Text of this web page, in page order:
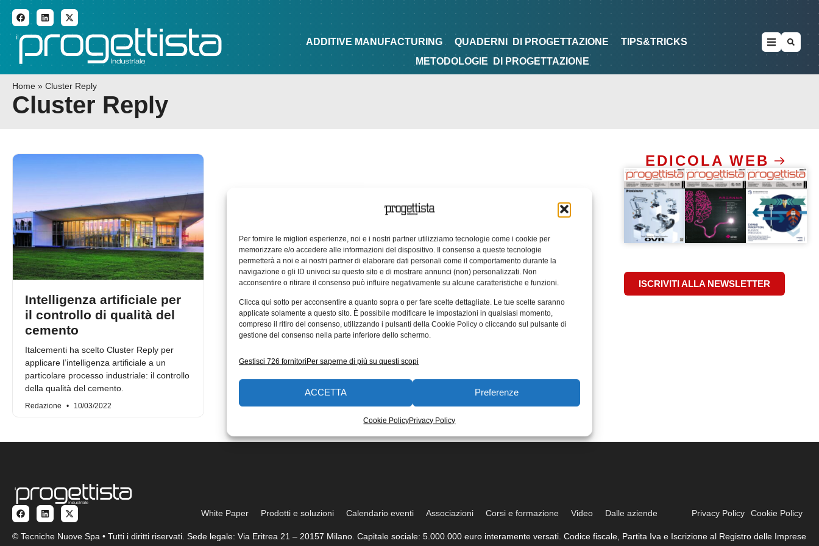
Per fornire le migliori esperienze, noi e i nostri partner utilizziamo tecnologie come i cookie per
memorizzare e/o accedere alle informazioni del dispositivo. Il consenso a queste tecnologie
permetterà a noi e ai nostri partner di elaborare dati personali come il comportamento durante la
navigazione o gli ID univoci su questo sito e di mostrare annunci (non) personalizzati. Non
acconsentire o ritirare il consenso può influire negativamente su alcune caratteristiche e funzioni.
Clicca qui sotto per acconsentire a quanto sopra o per fare scelte dettagliate. Le tue scelte saranno
applicate solamente a questo sito. È possibile modificare le impostazioni in qualsiasi momento,
compreso il ritiro del consenso, utilizzando i pulsanti della Cookie Policy o cliccando sul pulsante di
gestione del consenso nella parte inferiore dello schermo.
Gestisci 726 fornitoriPer saperne di più su questi scopi
ACCETTA Preferenze
Cookie PolicyPrivacy Policy
ADDITIVE MANUFACTURING QUADERNI DI PROGETTAZIONE TIPS&TRICKS METODOLOGIE DI PROGETTAZIONE
ADDITIVE MANUFACTURING QUADERNI DI PROGETTAZIONE
TIPS&TRICKS
METODOLOGIE
DI PROGETTAZIONE
Home » Cluster Reply
Cluster Reply
Intelligenza artificiale per
il controllo di qualità del
cemento
Italcementi ha scelto Cluster Reply per
applicare l’intelligenza artificiale a un
particolare processo industriale: il controllo
della qualità del cemento.
Redazione 10/03/2022
EDICOLA WEB
ISCRIVITI ALLA NEWSLETTER
White Paper Prodotti e soluzioni Calendario eventi Associazioni Corsi e formazione Video Dalle aziende Privacy Policy Cookie Policy
© Tecniche Nuove Spa • Tutti i diritti riservati. Sede legale: Via Eritrea 21 – 20157 Milano. Capitale sociale: 5.000.000 euro interamente versati. Codice fiscale, Partita Iva e Iscrizione al Registro delle Imprese